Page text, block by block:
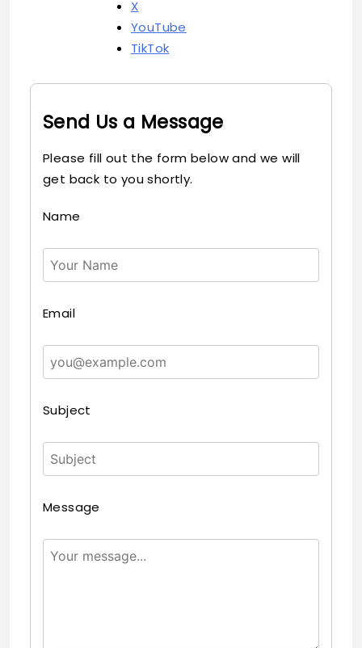
X
YouTube
TikTok
Send Us a Message
Please fill out the form below and we will
get back to you shortly.
Name
Email
Subject
Message